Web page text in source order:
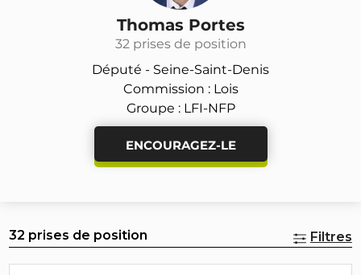
Thomas Portes
32 prises de position
Député - Seine-Saint-Denis
Commission : Lois
Groupe : LFI-NFP
ENCOURAGEZ-LE
32 prises de position Filtres